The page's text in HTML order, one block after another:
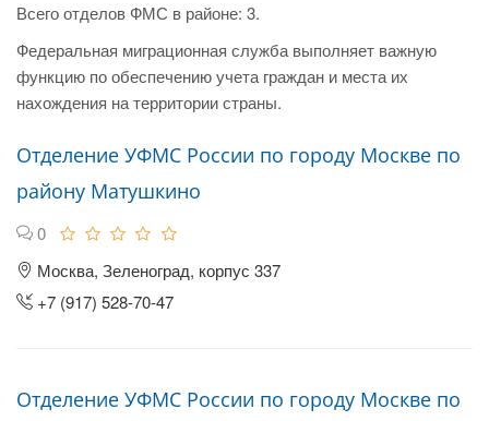
Всего отделов ФМС в районе: 3.
Федеральная миграционная служба выполняет важную
функцию по обеспечению учета граждан и места их
нахождения на территории страны.
Отделение УФМС России по городу Москве по
району Матушкино
0
Москва, Зеленоград, корпус 337
+7 (917) 528-70-47
Отделение УФМС России по городу Москве по